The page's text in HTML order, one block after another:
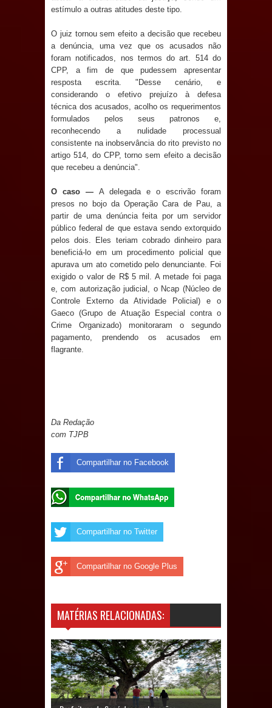
Prefeitura de Sapé promove
campanha Julho Neon com ações de
conscientização sobre saúde bucal
Caldas Brandão: gestão municipal
antecipa pagamento do mês de julho
Santana
Saúde Bucal: Mais de 470 próteses
dentárias já foram entregues pela
Prefeitura de Sapé em 2026
Caldas Brandão: Tradicional Festa de
Santana 2026 será neste sábado (25)
Prefeito Major Sidnei busca em
Acolhida e CRAS de Sapé
Denise Ribeiro toma posse no
Diretório Nacional do PDT durante
Dois Gigantes da Poesia Paraibana
BREJO em Guarabira
Vereador Davyd Matias reúne cerca
estímulo a outras atitudes deste tipo.
O juiz tornou sem efeito a decisão que recebeu
a denúncia, uma vez que os acusados não
foram notificados, nos termos do art. 514 do
CPP, a fim de que pudessem apresentar
resposta escrita. "Desse cenário, e
considerando o efetivo prejuízo à defesa
técnica dos acusados, acolho os requerimentos
formulados pelos seus patronos e,
reconhecendo a nulidade processual
consistente na inobservância do rito previsto no
artigo 514, do CPP, torno sem efeito a decisão
que recebeu a denúncia".
O caso — A delegada e o escrivão foram
presos no bojo da Operação Cara de Pau, a
partir de uma denúncia feita por um servidor
público federal de que estava sendo extorquido
pelos dois. Eles teriam cobrado dinheiro para
beneficiá-lo em um procedimento policial que
apurava um ato cometido pelo denunciante. Foi
exigido o valor de R$ 5 mil. A metade foi paga
e, com autorização judicial, o Ncap (Núcleo de
Controle Externo da Atividade Policial) e o
Gaeco (Grupo de Atuação Especial contra o
Crime Organizado) monitoraram o segundo
pagamento, prendendo os acusados em
flagrante.
Da Redação
com TJPB
Compartilhar no Facebook
Compartilhar no Twitter
Compartilhar no Google Plus
MATÉRIAS RELACIONADAS: